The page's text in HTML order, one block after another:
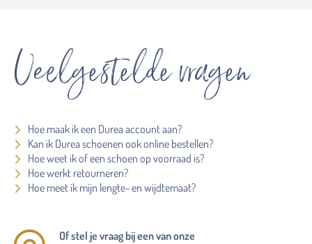
Veelgestelde vragen
Hoe maak ik een Durea account aan?
Kan ik Durea schoenen ook online bestellen?
Hoe weet ik of een schoen op voorraad is?
Hoe werkt retourneren?
Hoe meet ik mijn lengte- en wijdtemaat?
Of stel je vraag bij een van onze